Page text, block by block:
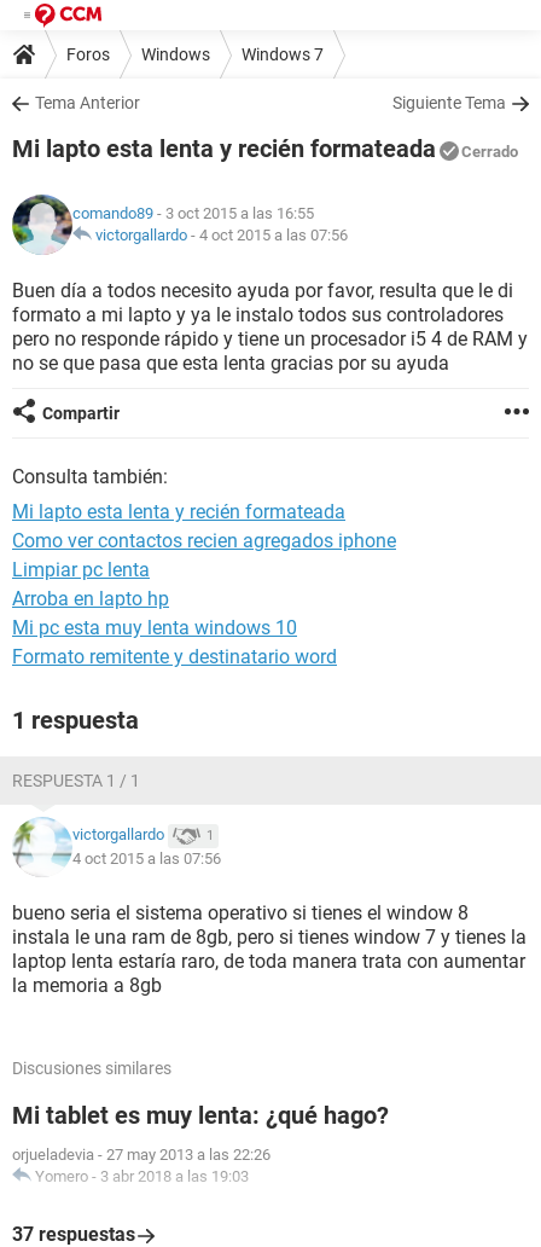
Foros Windows Windows 7
Tema Anterior Siguiente Tema
Mi lapto esta lenta y recién formateada Cerrado
comando89 - 3 oct 2015 a las 16:55
victorgallardo - 4 oct 2015 a las 07:56
Buen día a todos necesito ayuda por favor, resulta que le di
formato a mi lapto y ya le instalo todos sus controladores
pero no responde rápido y tiene un procesador i5 4 de RAM y
no se que pasa que esta lenta gracias por su ayuda
Compartir
Consulta también:
Mi lapto esta lenta y recién formateada
Como ver contactos recien agregados iphone
Limpiar pc lenta
Arroba en lapto hp
Mi pc esta muy lenta windows 10
Formato remitente y destinatario word
1 respuesta
RESPUESTA 1 / 1
victorgallardo 1
4 oct 2015 a las 07:56
bueno seria el sistema operativo si tienes el window 8
instala le una ram de 8gb, pero si tienes window 7 y tienes la
laptop lenta estaría raro, de toda manera trata con aumentar
la memoria a 8gb
Discusiones similares
Mi tablet es muy lenta: ¿qué hago?
orjueladevia - 27 may 2013 a las 22:26
Yomero - 3 abr 2018 a las 19:03
37 respuestas